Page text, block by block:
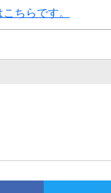
ちらです。